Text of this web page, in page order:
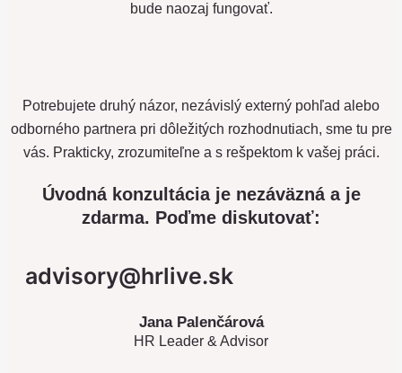
bude naozaj fungovať.
Potrebujete druhý názor, nezávislý externý pohľad alebo
odborného partnera pri dôležitých rozhodnutiach, sme tu pre
vás. Prakticky, zrozumiteľne a s rešpektom k vašej práci.
Úvodná konzultácia je nezáväzná a je
zdarma. Poďme diskutovať:
advisory@hrlive.sk
Jana Palenčárová
HR Leader & Advisor